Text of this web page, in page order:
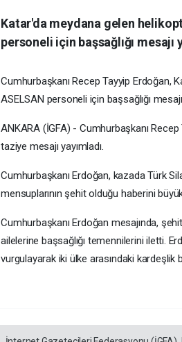
Katar'da meydana gelen
personeli için başsağlığı mesajı
Cumhurbaşkanı Recep Tayyip Erdoğan,
ASELSAN personeli için başsağlığı mesajı
ANKARA (İGFA) - Cumhurbaşkanı
taziye mesajı yayımladı.
Cumhurbaşkanı Erdoğan, kazada Türk
mensuplarının şehit olduğu haberini
Cumhurbaşkanı Erdoğan mesajında,
ailelerine başsağlığı temennilerini iletti.
vurgulayarak iki ülke arasındaki kardeşlik